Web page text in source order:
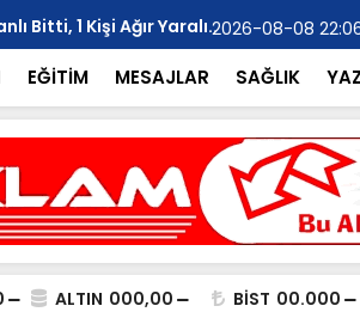
Bitti, 1 Kişi Ağır Yaralı.. YILMAZ;
2026-08-08
EĞİTİM MESAJLAR SAĞLIK
ALTIN 000,00 BİST 00.000